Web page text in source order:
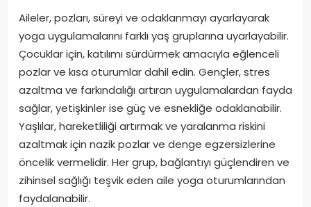
Aileler, pozları, süreyi ve odaklanmayı ayarlayarak
yoga uygulamalarını farklı yaş gruplarına uyarlayabilir.
Çocuklar için, katılımı sürdürmek amacıyla eğlenceli
pozlar ve kısa oturumlar dahil edin. Gençler, stres
azaltma ve farkındalığı artıran uygulamalardan fayda
sağlar, yetişkinler ise güç ve esnekliğe odaklanabilir.
Yaşlılar, hareketliliği artırmak ve yaralanma riskini
azaltmak için nazik pozlar ve denge egzersizlerine
öncelik vermelidir. Her grup, bağlantıyı güçlendiren ve
zihinsel sağlığı teşvik eden aile yoga oturumlarından
faydalanabilir.